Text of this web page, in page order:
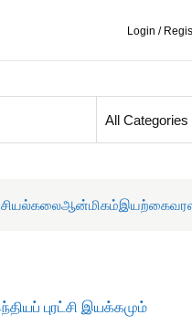
Login /
கலைஆன்மிகம்இயற்கை
புரட்சி இயக்கமும்